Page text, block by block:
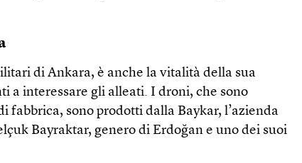
di Ankara, è anche la vitalità della sua
a interessare gli alleati. I droni, che sono
fabbrica, sono prodotti dalla Baykar, l’azienda
Bayraktar, genero di Erdoğan e uno dei suoi